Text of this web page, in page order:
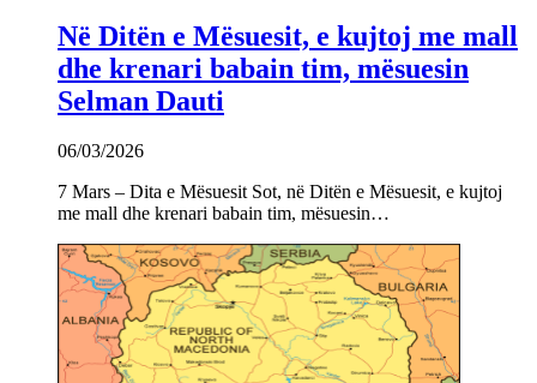
Në Ditën e Mësuesit, e kujtoj me mall
dhe krenari babain tim, mësuesin
Selman Dauti
06/03/2026
7 Mars – Dita e Mësuesit Sot, në Ditën e Mësuesit, e kujtoj
me mall dhe krenari babain tim, mësuesin…